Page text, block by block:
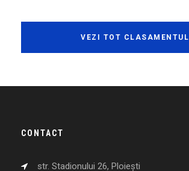
VEZI TOT CLASAMENTUL
CONTACT
str. Stadionului 26, Ploiești